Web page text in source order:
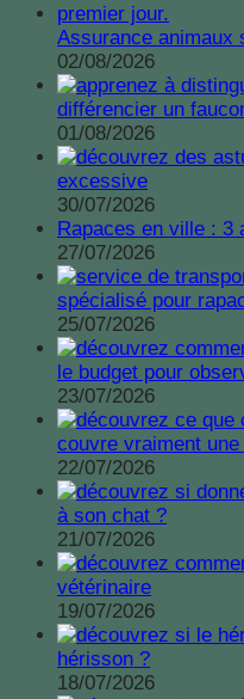
Assurance animaux
02/08/2026
différencier un
01/08/2026
excessive
30/07/2026
Rapaces en ville : 3
27/07/2026
spécialisé pour
25/07/2026
le budget pour
23/07/2026
couvre vraiment
22/07/2026
à son chat ?
21/07/2026
vétérinaire
19/07/2026
hérisson ?
18/07/2026